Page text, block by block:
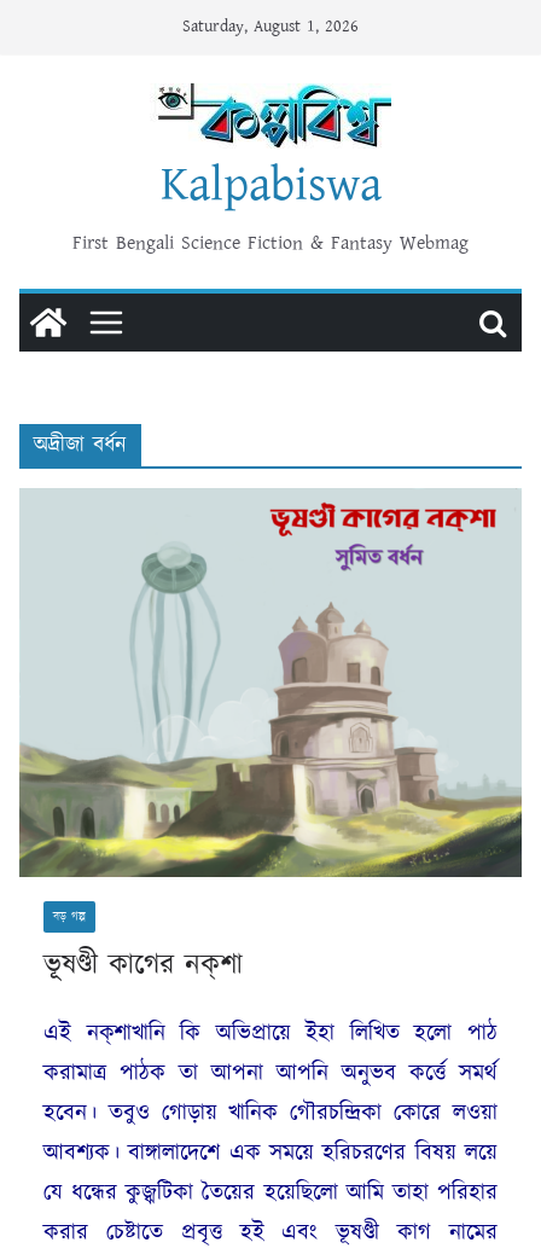
Saturday, August 1, 2026
Kalpabiswa
First Bengali Science Fiction & Fantasy Webmag
অদ্রীজা বর্ধন
বড় গল্প
ভূষণ্ডী কাগের নক্‌শা
এই নক্‌শাখানি কি অভিপ্রায়ে ইহা লিখিত হলো পাঠ
করামাত্র পাঠক তা আপনা আপনি অনুভব কর্ত্তে সমর্থ
হবেন। তবুও গোড়ায় খানিক গৌরচন্দ্রিকা কোরে লওয়া
আবশ্যক। বাঙ্গালাদেশে এক সময়ে হরিচরণের বিষয় লয়ে
যে ধন্ধের কুজ্ঝটিকা তৈয়ের হয়েছিলো আমি তাহা পরিহার
করার চেষ্টাতে প্রবৃত্ত হই এবং ভূষণ্ডী কাগ নামের